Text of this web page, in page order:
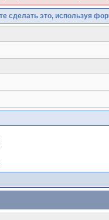
сделать это, используя